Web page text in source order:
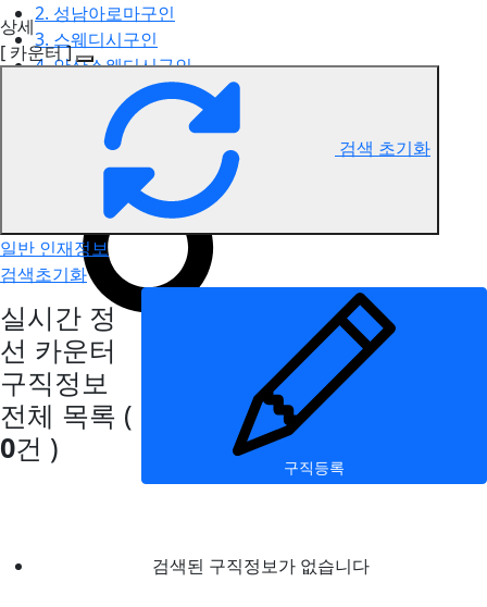
2. 성남아로마구인
3. 스웨디시구인
4. 안산스웨디시구인
5. 아로마구인
정선 카운터 구직정보
상세
[ 카운터 ]
검색 초기화
일반 인재정보
검색초기화
실시간 정
선 카운터
구직정보
전체 목록 (
0건 )
구직등록
검색된 구직정보가 없습니다